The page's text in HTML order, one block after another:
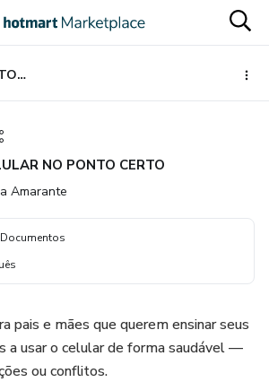
CELULAR NO PONTO CERTO
NO PONTO CERTO
Amarante
pais e mães que querem ensinar seus
a usar o celular de forma saudável —
ou conflitos.